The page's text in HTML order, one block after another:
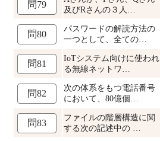
問79
及びRさんの３人…
問80
パスワードの解読方法の
一つとして、全ての…
問81
IoTシステム向けに使われ
る無線ネットワ…
問82
次の体系をもつ電話番号
において、80億個…
問83
ファイルの階層構造に関
する次の記述中の …